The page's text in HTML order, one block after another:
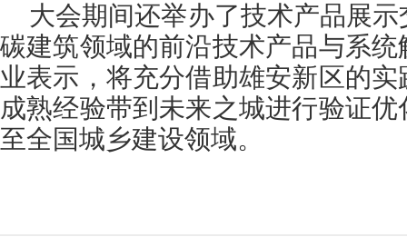
大会期间还举办了技术产品展
碳建筑领域的前沿技术产品与系
业表示，将充分借助雄安新区的
成熟经验带到未来之城进行验证
至全国城乡建设领域。